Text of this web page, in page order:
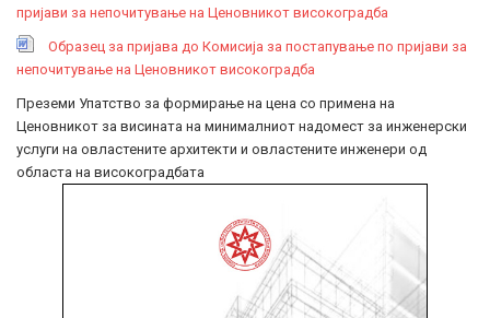
пријави за непочитување на Ценовникот високоградба
Образец за пријава до Комисија за постапување по пријави за
непочитување на Ценовникот високоградба
Преземи Упатство за формирање на цена со примена на
Ценовникот за висината на минималниот надомест за инженерски
услуги на овластените архитекти и овластените инженери од
областа на високоградбата